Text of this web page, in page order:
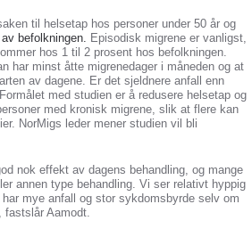
til helsetap hos personer under 50 år og
befolkningen. Episodisk migrene er vanligst,
hos 1 til 2 prosent hos befolkningen.
har minst åtte migrenedager i måneden og at
av dagene. Er det sjeldnere anfall enn
med studien er å redusere helsetap og
med kronisk migrene, slik at flere kan
NorMigs leder mener studien vil bli
nok effekt av dagens behandling, og mange
annen type behandling. Vi ser relativt hyppig
mye anfall og stor sykdomsbyrde selv om
fastslår Aamodt.